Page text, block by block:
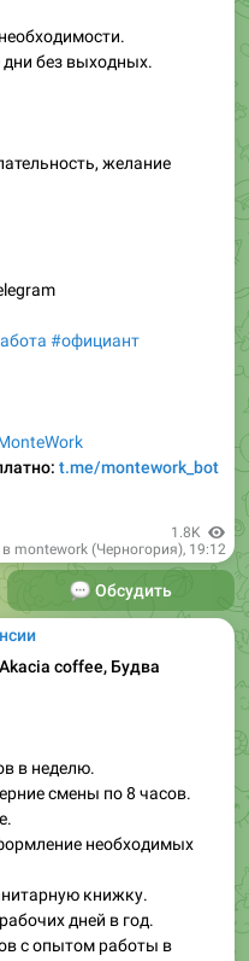
без выходных.
желание
#официант
t.me/montework_bot
1.8K
montework (Черногория), 19:12
Обсудить
coffee, Будва
в неделю.
смены по 8 часов.
необходимых
книжку.
дней в год.
с опытом работы в